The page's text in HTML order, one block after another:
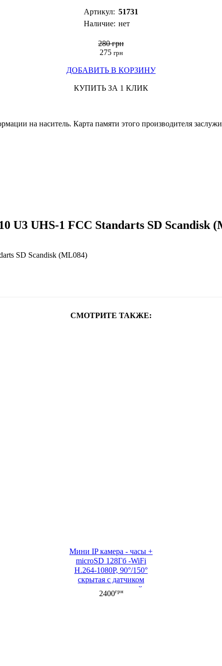
Артикул: 51731
Наличие: нет
280 грн
275 грн
ДОБАВИТЬ В КОРЗИНУ
КУПИТЬ ЗА 1 КЛИК
на наситель. Карта памяти этого производителя
UHS-1 FCC Standarts SD Scandisk
СМОТРИТЕ ТАКЖЕ:
Мини IP камера - часы +
microSD 128Гб -WiFi
H.264-1080P, 90°/150°
cкрытая с датчиком
движения, ночной
съемкой, аккумулятором
2400грн